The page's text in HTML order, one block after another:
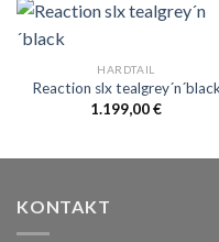
HARDTAIL
Reaction slx
1.199,00€
KONTAKT